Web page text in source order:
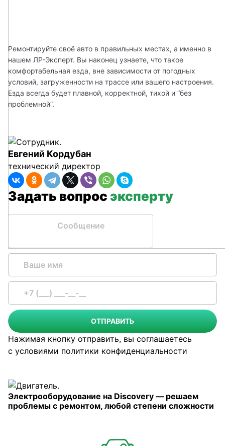
Ремонтируйте своё авто в правильных местах, а именно в
нашем ЛР-Эксперт. Вы наконец узнаете, что такое
комфортабельная езда, вне зависимости от погодных
условий, загруженности на трассе или вашего настроения.
Езда всегда будет плавной, корректной, тихой и “без
проблемной”.
Евгений Кордубан
технический директор
Задать вопросэксперту
ОТПРАВИТЬ
Нажимая кнопку отправить, вы соглашаетесь
с условиями политики конфиденциальности
Электрооборудование на Discovery — решаем
проблемы с ремонтом, любой степени сложности